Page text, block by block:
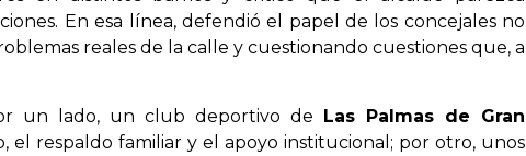
En esa línea, defendió el papel de los concejales no
reales de la calle y cuestionando cuestiones que, a
un lado, un club deportivo de Las Palmas de Gran
el respaldo familiar y el apoyo institucional; por otro, unos